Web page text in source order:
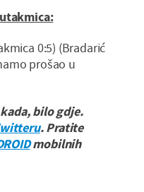
0:5) (Bradarić
prošao u
bilo gdje.
. Pratite
mobilnih